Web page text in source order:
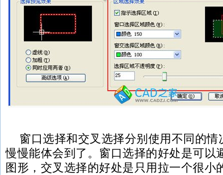
窗口选择和交叉选择分别使用不同的
慢慢能体会到了。窗口选择的好处是可以
图形，交叉选择的好处是只用拉一个很小